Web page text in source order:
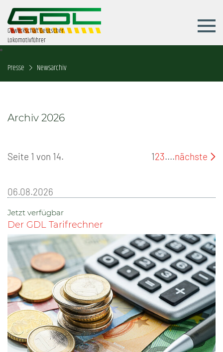
Gewerkschaft Deutscher
Lokomotivführer
Presse Newsarchiv
Archiv 2026
Seite 1 von 14. 123....nächste
06.08.2026
Jetzt verfügbar
Der GDL Tarifrechner